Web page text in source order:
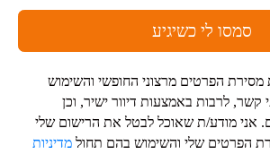
סמסו לי כשיגיע
הפרטים מרצוני החופשי והשימוש
קשר, לרבות באמצעות דיוור ישיר, וכן
אני מודע/ת שאוכל לבטל את הרישום שלי
הפרטים שלי והשימוש בהם תחול מדיניות